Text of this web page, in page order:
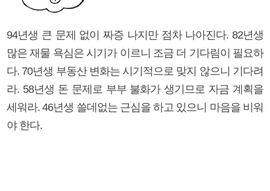
94년생 큰 문제 없이 짜증 나지만 점차 나아진다. 82년생
많은 재물 욕심은 시기가 이르니 조금 더 기다림이 필요하
다. 70년생 부동산 변화는 시기적으로 맞지 않으니 기다려
라. 58년생 돈 문제로 부부 불화가 생기므로 자금 계획을
세워라. 46년생 쓸데없는 근심을 하고 있으니 마음을 비워
야 한다.